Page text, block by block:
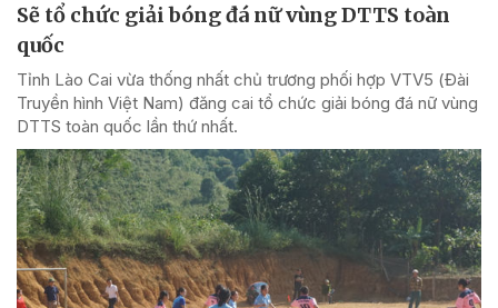
Sẽ tổ chức giải bóng đá nữ vùng DTTS toàn
quốc
Tỉnh Lào Cai vừa thống nhất chủ trương phối hợp VTV5 (Đài
Truyền hình Việt Nam) đăng cai tổ chức giải bóng đá nữ vùng
DTTS toàn quốc lần thứ nhất.